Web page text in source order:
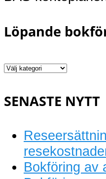
Löpande
Löpande
SENASTE NYTT
Bokföring av